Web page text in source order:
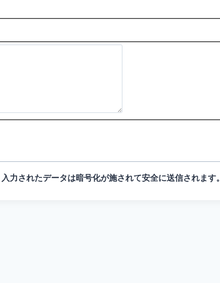
力されたデータは暗号化が施されて安全に送信されます。